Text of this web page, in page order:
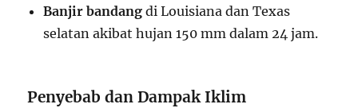
Banjir bandang di Louisiana dan Texas
selatan akibat hujan 150 mm dalam 24 jam.
Penyebab dan Dampak Iklim